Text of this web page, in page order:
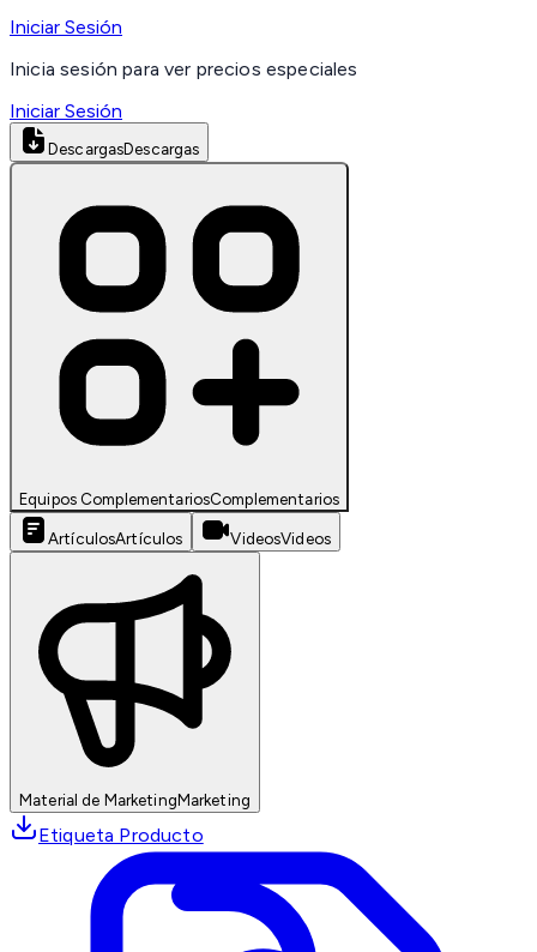
Iniciar Sesión
Inicia sesión para ver precios especiales
Iniciar Sesión
DescargasDescargas
Equipos ComplementariosComplementarios
ArtículosArtículos VideosVideos
Material de MarketingMarketing
Etiqueta Producto